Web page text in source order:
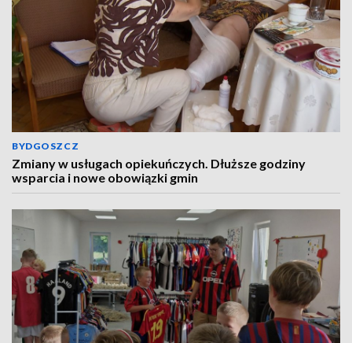
BYDGOSZCZ
Zmiany w usługach opiekuńczych. Dłuższe godziny
wsparcia i nowe obowiązki gmin